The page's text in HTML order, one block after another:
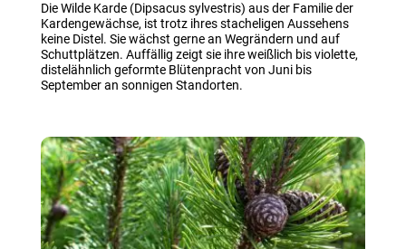
Die Wilde Karde (Dipsacus sylvestris) aus der Familie der
Kardengewächse, ist trotz ihres stacheligen Aussehens
keine Distel. Sie wächst gerne an Wegrändern und auf
Schuttplätzen. Auffällig zeigt sie ihre weißlich bis violette,
distelähnlich geformte Blütenpracht von Juni bis
September an sonnigen Standorten.